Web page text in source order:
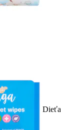
Dieťa